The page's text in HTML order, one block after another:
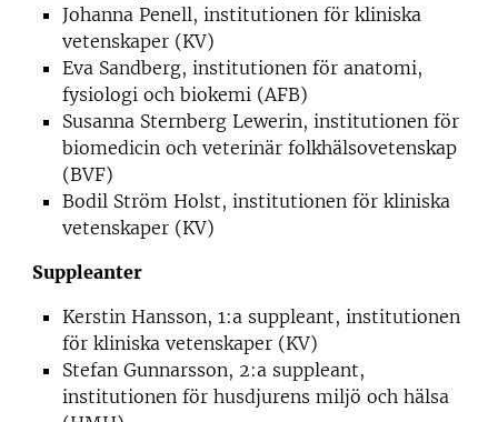
Johanna Penell, institutionen för kliniska
vetenskaper (KV)
Eva Sandberg, institutionen för anatomi,
fysiologi och biokemi (AFB)
Susanna Sternberg Lewerin, institutionen för
biomedicin och veterinär folkhälsovetenskap
(BVF)
Bodil Ström Holst, institutionen för kliniska
vetenskaper (KV)
Suppleanter
Kerstin Hansson, 1:a suppleant, institutionen
för kliniska vetenskaper (KV)
Stefan Gunnarsson, 2:a suppleant,
institutionen för husdjurens miljö och hälsa